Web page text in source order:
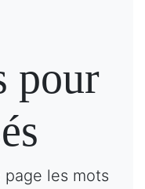
pour
les mots